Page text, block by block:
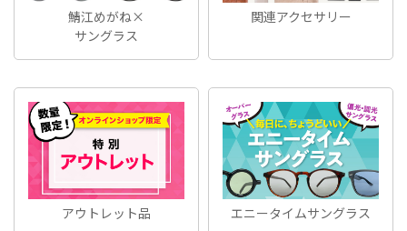
鯖江めがね×
サングラス
関連アクセサリー
アウトレット品 エニータイムサングラス